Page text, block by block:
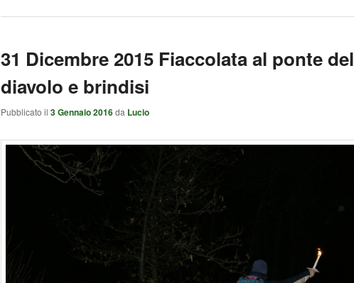
31 Dicembre 2015 Fiaccolata al ponte del
diavolo e brindisi
Pubblicato il 3 Gennaio 2016da Lucio